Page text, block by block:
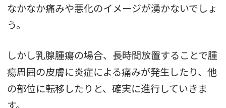
なかなか痛みや悪化のイメージが湧かないでしょ
う。
しかし乳腺腫瘍の場合、長時間放置することで腫
瘍周囲の皮膚に炎症による痛みが発生したり、他
の部位に転移したりと、確実に進行していきま
す。